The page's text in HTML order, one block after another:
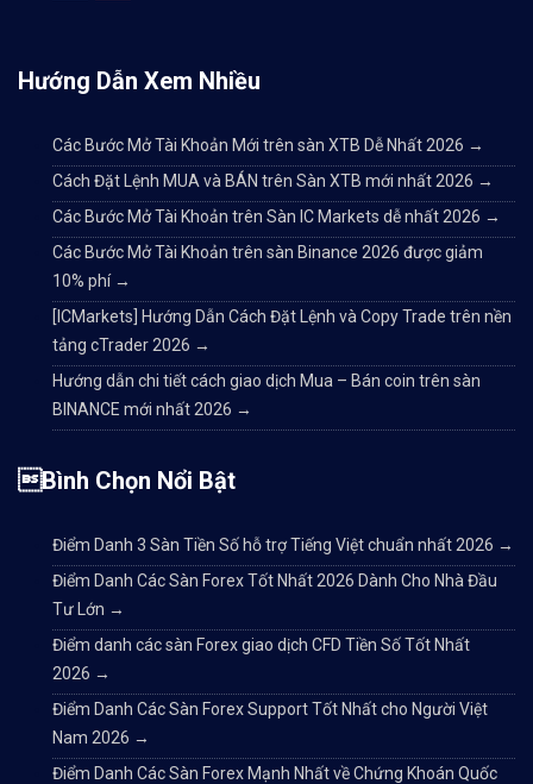
Hướng Dẫn Xem Nhiều
Các Bước Mở Tài Khoản Mới trên sàn XTB Dễ Nhất 2026 →
Cách Đặt Lệnh MUA và BÁN trên Sàn XTB mới nhất 2026 →
Các Bước Mở Tài Khoản trên Sàn IC Markets dễ nhất 2026 →
Các Bước Mở Tài Khoản trên sàn Binance 2026 được giảm
10% phí →
[ICMarkets] Hướng Dẫn Cách Đặt Lệnh và Copy Trade trên nền
tảng cTrader 2026 →
Hướng dẫn chi tiết cách giao dịch Mua – Bán coin trên sàn
BINANCE mới nhất 2026 →
Bình Chọn Nổi Bật
Điểm Danh 3 Sàn Tiền Số hỗ trợ Tiếng Việt chuẩn nhất 2026 →
Điểm Danh Các Sàn Forex Tốt Nhất 2026 Dành Cho Nhà Đầu
Tư Lớn →
Điểm danh các sàn Forex giao dịch CFD Tiền Số Tốt Nhất
2026 →
Điểm Danh Các Sàn Forex Support Tốt Nhất cho Người Việt
Nam 2026 →
Điểm Danh Các Sàn Forex Mạnh Nhất về Chứng Khoán Quốc